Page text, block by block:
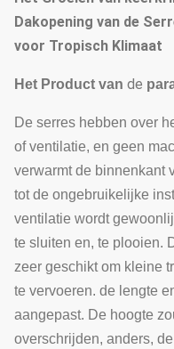
Dakopening van de
voor Tropisch Klimaat
Het Product van de
De serres hebben over
of ventilatie, en geen
verwarmt de binnenkant
tot de ongebruikelijke
ventilatie wordt
te sluiten en, te plooien.
zeer geschikt om kleine
te vervoeren. de lengte
aangepast. De hoogte
overschrijden, anders,